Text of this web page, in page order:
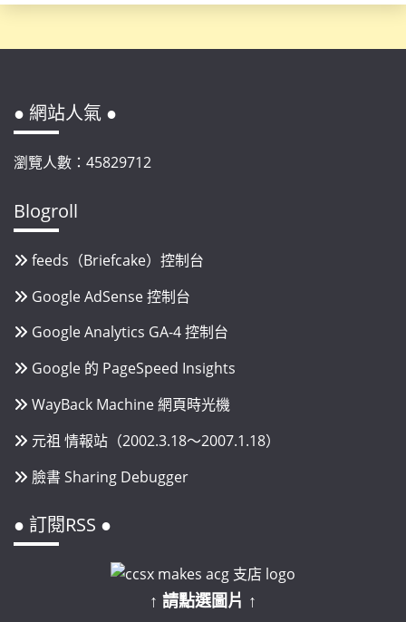
● 網站人氣 ●
瀏覽人數：45829712
Blogroll
feeds（Briefcake）控制台
Google AdSense 控制台
Google Analytics GA-4 控制台
Google 的 PageSpeed Insights
WayBack Machine 網頁時光機
元祖 情報站（2002.3.18～2007.1.18）
臉書 Sharing Debugger
● 訂閱RSS ●
↑ 請點選圖片 ↑